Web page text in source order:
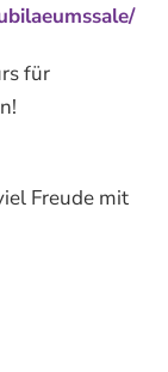
für
Freude mit